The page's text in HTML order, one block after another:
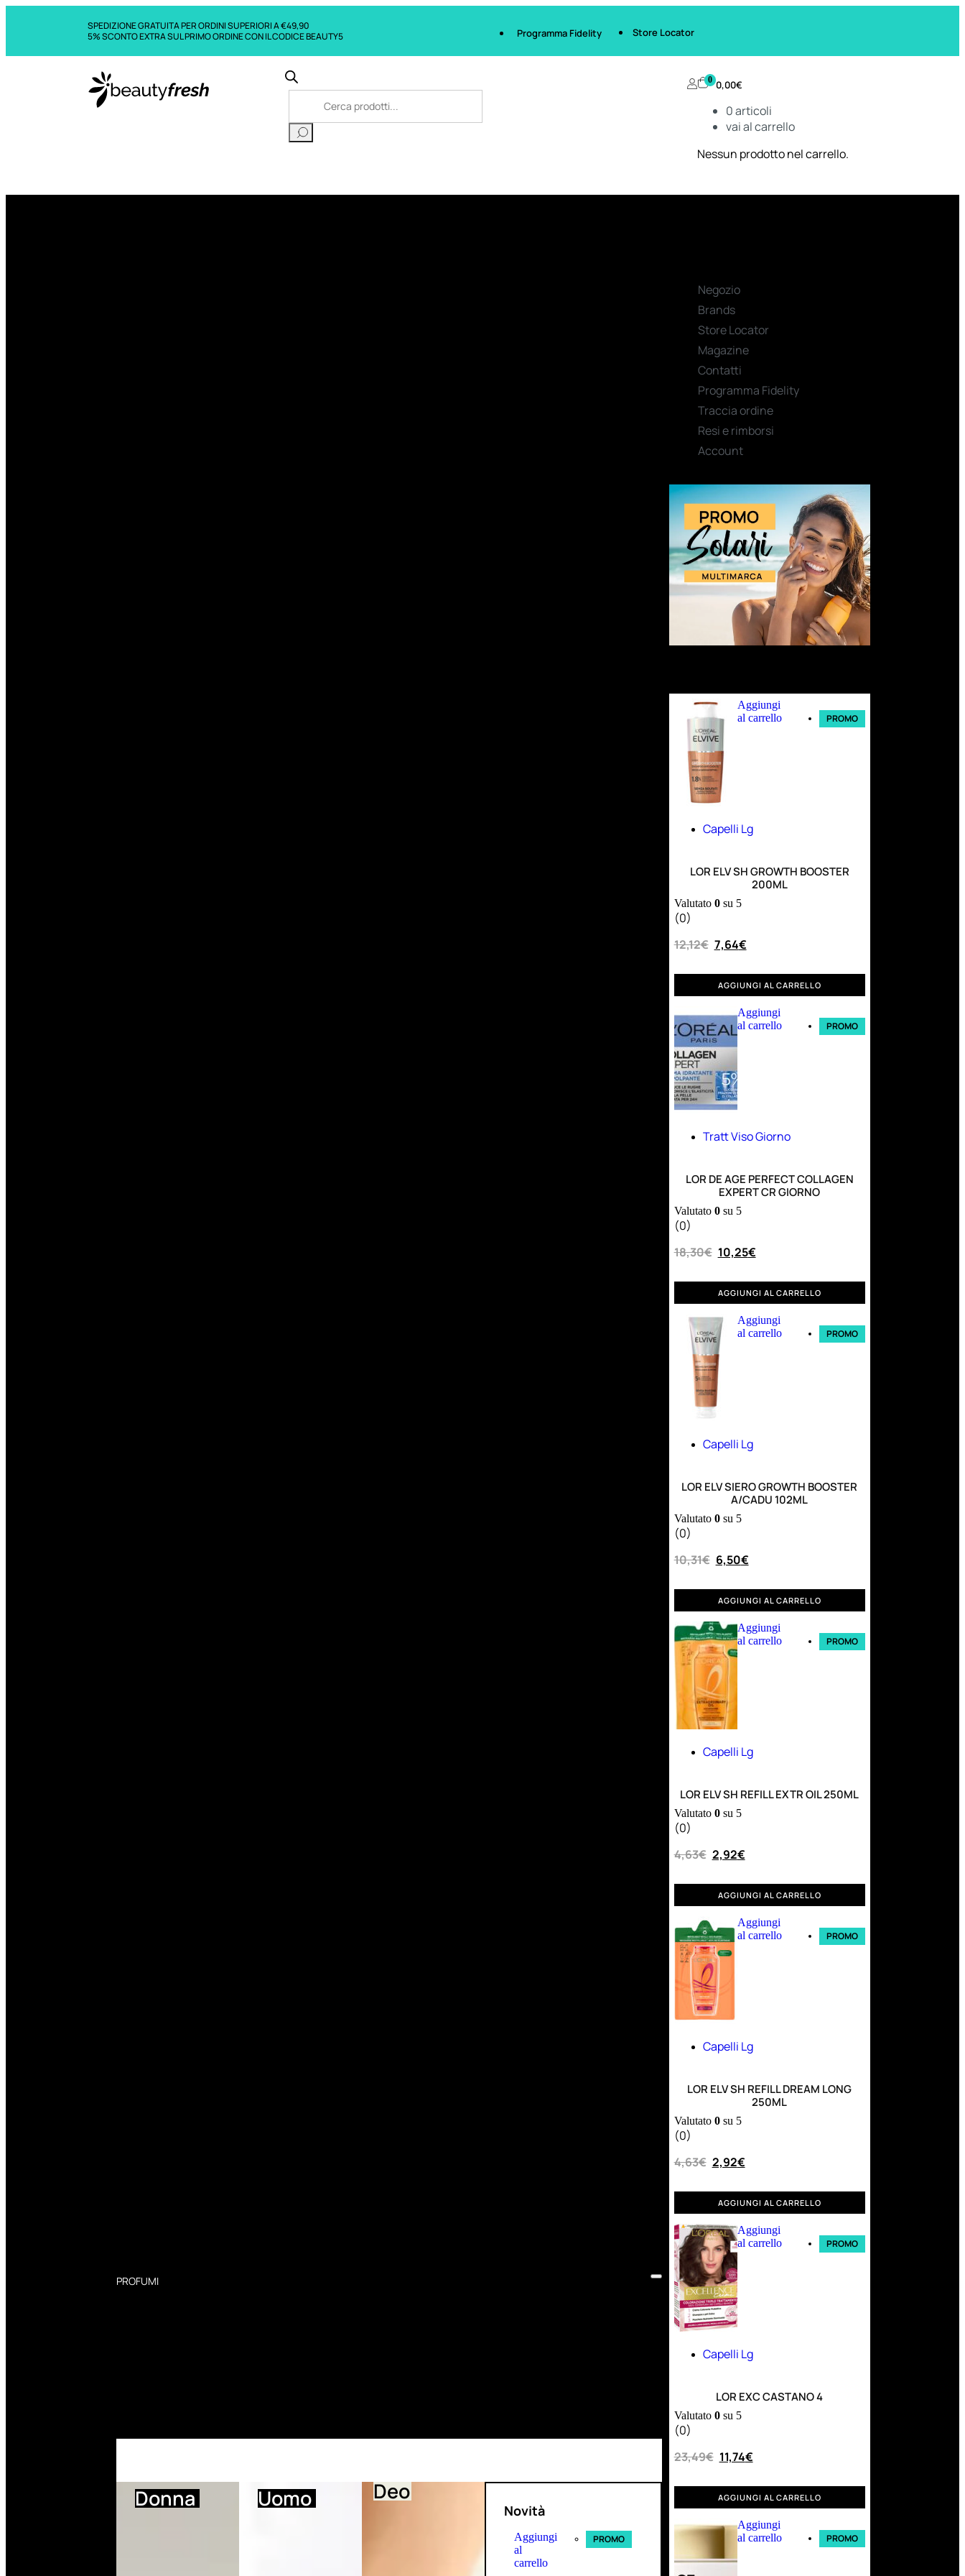
SPEDIZIONE GRATUITA PER ORDINI SUPERIORI A €49,90
5% SCONTO EXTRA SUL PRIMO ORDINE CON IL CODICE BEAUTY5
Programma Fidelity Store Locator
0 0,00€
0articoli
vai al carrello
Nessun prodotto nel carrello.
PROFUMI
Donna Uomo Deo
Novità
Aggiungi
al
carrello
PROMO
Negozio
Brands
Store Locator
Magazine
Contatti
Programma Fidelity
Traccia ordine
Resi e rimborsi
Account
Aggiungi
al carrello
PROMO
Capelli Lg
LOR ELV SH GROWTH BOOSTER
200ML
Valutato 0su 5
(0)
12,12€ 7,64€
AGGIUNGI AL CARRELLO
Aggiungi
al carrello
PROMO
Tratt Viso Giorno
LOR DE AGE PERFECT COLLAGEN
EXPERT CR GIORNO
Valutato 0su 5
(0)
18,30€ 10,25€
AGGIUNGI AL CARRELLO
Aggiungi
al carrello
PROMO
Capelli Lg
LOR ELV SIERO GROWTH BOOSTER
A/CADU 102ML
Valutato 0su 5
(0)
10,31€ 6,50€
AGGIUNGI AL CARRELLO
Aggiungi
al carrello
PROMO
Capelli Lg
LOR ELV SH REFILL EXTR OIL 250ML
Valutato 0su 5
(0)
4,63€ 2,92€
AGGIUNGI AL CARRELLO
Aggiungi
al carrello
PROMO
Capelli Lg
LOR ELV SH REFILL DREAM LONG
250ML
Valutato 0su 5
(0)
4,63€ 2,92€
AGGIUNGI AL CARRELLO
Aggiungi
al carrello
PROMO
Capelli Lg
LOR EXC CASTANO 4
Valutato 0su 5
(0)
23,49€ 11,74€
AGGIUNGI AL CARRELLO
Aggiungi
al carrello
PROMO